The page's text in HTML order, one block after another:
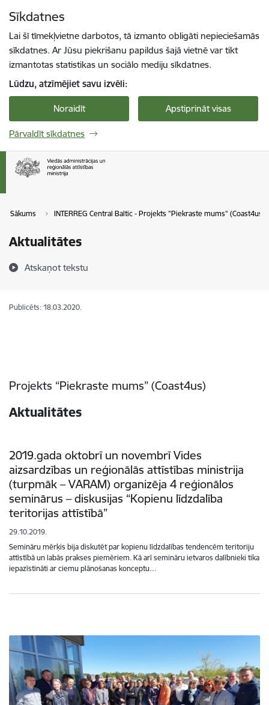
Sīkdatnes
Lai šī tīmekļvietne darbotos, tā izmanto obligāti nepieciešamās
sīkdatnes. Ar Jūsu piekrišanu papildus šajā vietnē var tikt
izmantotas statistikas un sociālo mediju sīkdatnes.
Lūdzu, atzīmējiet savu izvēli:
Noraidīt Apstiprināt visas
Pārvaldīt sīkdatnes
Sākums INTERREG Central Baltic - Projekts "Piekraste mums" (Coast4us)
Aktualitātes
Atskaņot tekstu
Publicēts: 18.03.2020.
Projekts “Piekraste mums” (Coast4us)
Aktualitātes
2019.gada oktobrī un novembrī Vides
aizsardzības un reģionālās attīstības ministrija
(turpmāk – VARAM) organizēja 4 reģionālos
seminārus – diskusijas “Kopienu līdzdalība
teritorijas attīstībā”
29.10.2019.
Semināru mērķis bija diskutēt par kopienu līdzdalības tendencēm teritoriju
attīstībā un labās prakses piemēriem. Kā arī semināru ietvaros dalībnieki tika
iepazīstināti ar ciemu plānošanas konceptu…